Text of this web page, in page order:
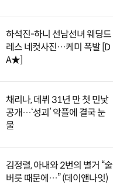
하석진-하니 선남선녀 웨딩드
레스 네컷사진…케미 폭발 [D
A★]
채리나, 데뷔 31년 만 첫 민낯
공개…‘성괴’ 악플에 결국 눈
물
김정렬, 아내와 2번의 별거 “술
버릇 때문에…” (데이앤나잇)